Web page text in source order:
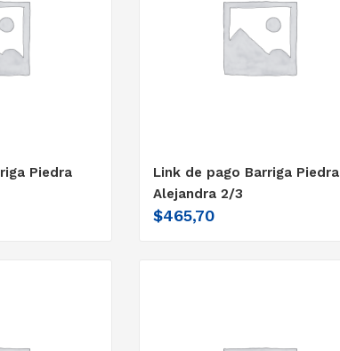
Piedra
Link de pago Barriga Piedra
Alejandra 2/3
$465,70